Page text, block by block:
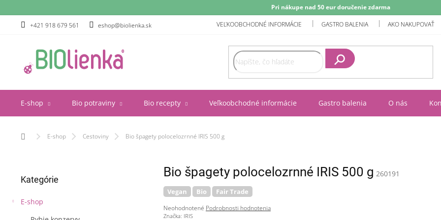
na
Pri nákupe nad 50 eur doručenie zdarma
+421 918 679 561 eshop@biolienka.sk VEĽKOOBCHODNÉ INFORMÁCIE GASTRO BALENIA AKO NAKUPOVAŤ
Hľadať
E-shop Bio potraviny Bio recepty Veľkoobchodné informácie Gastro balenia O nás
DomovE-shop Cestoviny Bio špagety polocelozrnné IRIS 500 g
č
ý
kategórie
Kategórie
E-shop
Bio špagety polocelozrnné IRIS 500 g 260191
Vegan Bio Fair Trade
Priemerné
hodnotenie
Neohodnotené Podrobnosti hodnotenia
Značka: IRIS